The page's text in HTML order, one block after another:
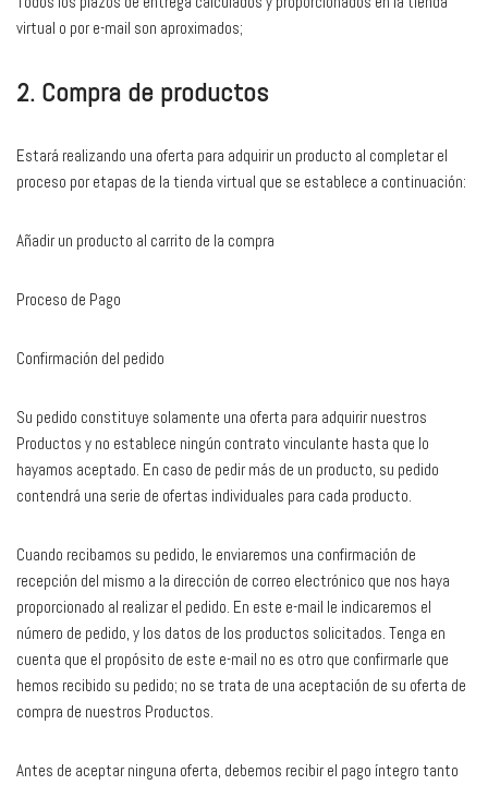
virtual o por e-mail son aproximados;
2. Compra de productos
Estará realizando una oferta para adquirir un producto al completar el
proceso por etapas de la tienda virtual que se establece a continuación:
Añadir un producto al carrito de la compra
Proceso de Pago
Confirmación del pedido
Su pedido constituye solamente una oferta para adquirir nuestros
Productos y no establece ningún contrato vinculante hasta que lo
hayamos aceptado. En caso de pedir más de un producto, su pedido
contendrá una serie de ofertas individuales para cada producto.
Cuando recibamos su pedido, le enviaremos una confirmación de
recepción del mismo a la dirección de correo electrónico que nos haya
proporcionado al realizar el pedido. En este e-mail le indicaremos el
número de pedido, y los datos de los productos solicitados. Tenga en
cuenta que el propósito de este e-mail no es otro que confirmarle que
hemos recibido su pedido; no se trata de una aceptación de su oferta de
compra de nuestros Productos.
Antes de aceptar ninguna oferta, debemos recibir el pago íntegro tanto